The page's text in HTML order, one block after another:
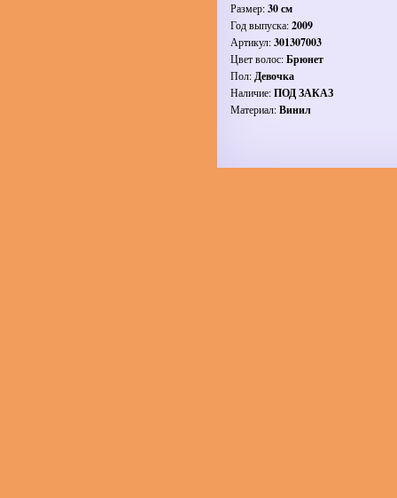
Размер:30 см
Год выпуска:2009
Артикул:301307003
Цвет волос:Брюнет
Пол:Девочка
Наличие:ПОД ЗАКАЗ
Материал:Винил